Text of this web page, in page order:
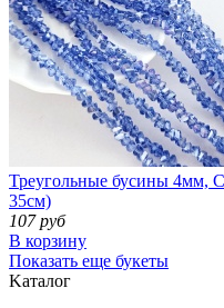
Треугольные бусины 4мм,
35см)
107 руб
В корзину
Показать еще букеты
Kаталог